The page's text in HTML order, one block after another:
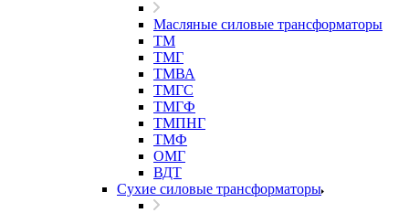
Масляные силовые трансформаторы
ТМ
ТМГ
ТМВА
ТМГС
ТМГФ
ТМПНГ
ТМФ
ОМГ
ВДТ
Сухие силовые трансформаторы